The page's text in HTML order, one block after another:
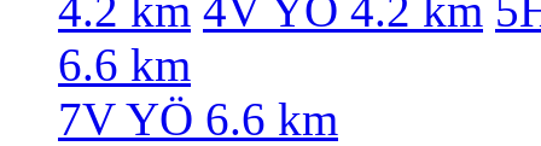
6.6 km
7V YÖ 6.6 km